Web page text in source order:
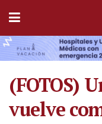
(FOTOS)
vuelve